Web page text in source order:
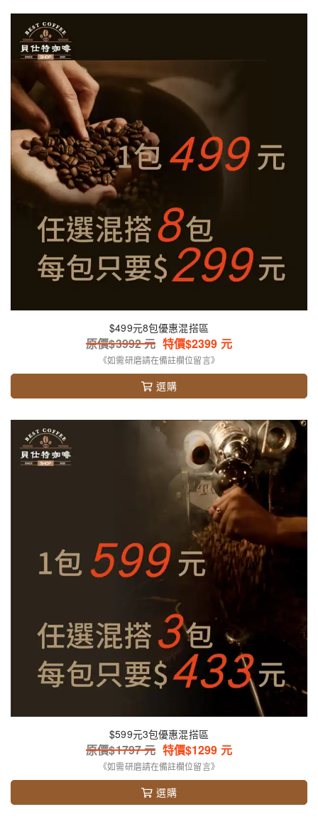
$499元8包優惠混搭區
原價$3992元 特價$2399 元
《如需研磨請在備註欄位留言》
選購
$599元3包優惠混搭區
原價$1797元 特價$1299 元
《如需研磨請在備註欄位留言》
選購